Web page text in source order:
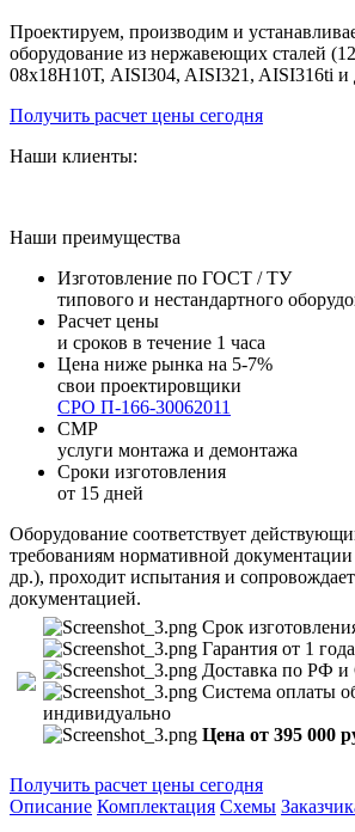
Проектируем, производим и
оборудование из нержавеющих сталей
08х18Н10Т, AISI304, AISI321, AISI316ti
Получить расчет цены сегодня
Наши клиенты:
Наши преимущества
Изготовление по ГОСТ / ТУ
типового и нестандартного
Расчет цены
и сроков в течение 1 часа
Цена ниже рынка на 5-7%
свои проектировщики
СРО П-166-30062011
СМР
услуги монтажа и демонтажа
Сроки изготовления
от 15 дней
Оборудование соответствует
требованиям нормативной
др.), проходит испытания и
документацией.
Срок
Гарантия от 1 года
Доставка по РФ
Система оплаты
индивидуально
Цена от 395 000
Получить расчет цены сегодня
Описание Комплектация Схемы